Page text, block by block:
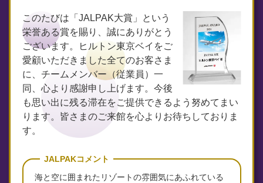
このたびは「JALPAK大賞」という
栄誉ある賞を賜り、誠にありがとう
ございます。ヒルトン東京ベイをご
愛顧いただきました全てのお客さま
に、チームメンバー（従業員）一
同、心より感謝申し上げます。今後
も思い出に残る滞在をご提供できるよう努めてまい
ります。皆さまのご来館を心よりお待ちしておりま
す。
JALPAKコメント
海と空に囲まれたリゾートの雰囲気にあふれている